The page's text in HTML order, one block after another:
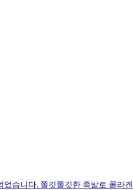
습니다. 쫄깃쫄깃한 족발로 콜라